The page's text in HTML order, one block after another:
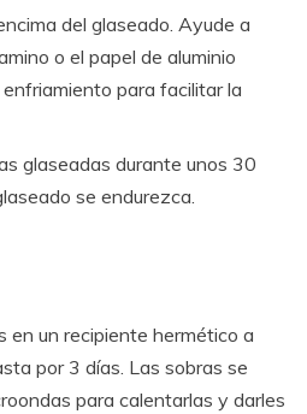
del glaseado. Ayude a
o el papel de aluminio
para facilitar la
glaseadas durante unos 30
se endurezca.
en un recipiente hermético a
por 3 días. Las sobras se
para calentarlas y darles